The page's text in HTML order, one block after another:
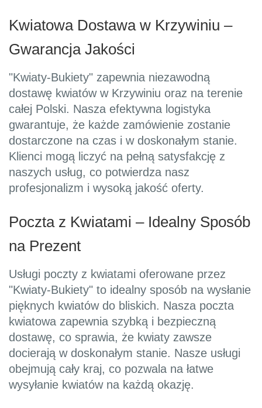
Kwiatowa Dostawa w Krzywiniu –
Gwarancja Jakości
"Kwiaty-Bukiety" zapewnia niezawodną
dostawę kwiatów w Krzywiniu oraz na terenie
całej Polski. Nasza efektywna logistyka
gwarantuje, że każde zamówienie zostanie
dostarczone na czas i w doskonałym stanie.
Klienci mogą liczyć na pełną satysfakcję z
naszych usług, co potwierdza nasz
profesjonalizm i wysoką jakość oferty.
Poczta z Kwiatami – Idealny Sposób
na Prezent
Usługi poczty z kwiatami oferowane przez
"Kwiaty-Bukiety" to idealny sposób na wysłanie
pięknych kwiatów do bliskich. Nasza poczta
kwiatowa zapewnia szybką i bezpieczną
dostawę, co sprawia, że kwiaty zawsze
docierają w doskonałym stanie. Nasze usługi
obejmują cały kraj, co pozwala na łatwe
wysyłanie kwiatów na każdą okazję.